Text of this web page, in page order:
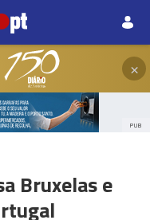
×
PUB
Bruxelas e